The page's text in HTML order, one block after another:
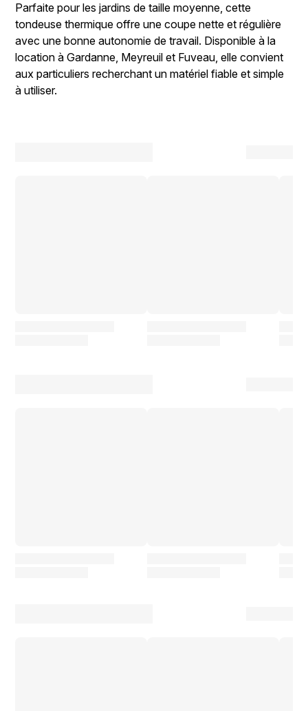
Parfaite pour les jardins de taille moyenne, cette
tondeuse thermique offre une coupe nette et régulière
avec une bonne autonomie de travail. Disponible à la
location à Gardanne, Meyreuil et Fuveau, elle convient
aux particuliers recherchant un matériel fiable et simple
à utiliser.